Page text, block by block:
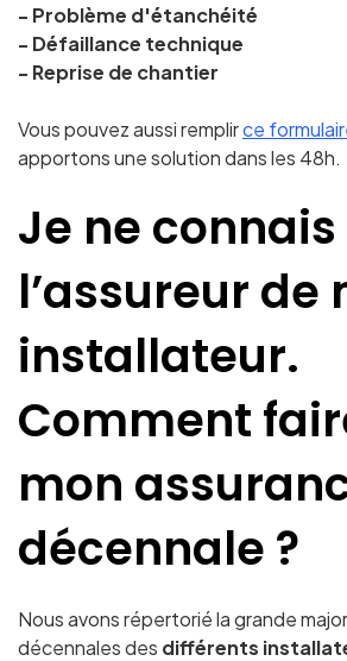
- Problème d'étanchéité
- Défaillance technique
- Reprise de chantier
Vous pouvez aussi remplirce
apportons une solution dans les 48h.
Je ne
l’assureur de
installateur.
Comment
mon
décennale ?
Nous avons répertorié la grande
décennales des différents